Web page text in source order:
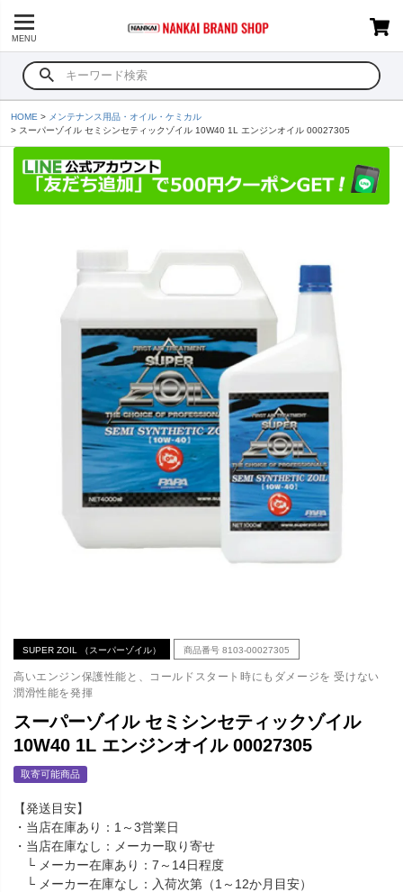
MENU
HOME
メンテナンス用品・オイル・ケミカル
スーパーゾイル セミシンセティックゾイル 10W40 1L エンジンオイル 00027305
SUPER ZOIL （スーパーゾイル） 商品番号 8103-00027305
高いエンジン保護性能と、コールドスタート時にもダメージを 受けない
潤滑性能を発揮
スーパーゾイル セミシンセティックゾイル
10W40 1L エンジンオイル 00027305
取寄可能商品
【発送目安】
・当店在庫あり：1～3営業日
・当店在庫なし：メーカー取り寄せ
└ メーカー在庫あり：7～14日程度
└ メーカー在庫なし：入荷次第（1～12か月目安）